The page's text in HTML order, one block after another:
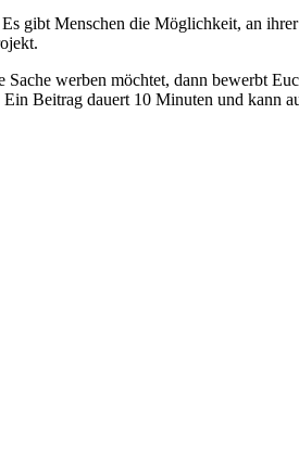
gibt Menschen die Möglichkeit, an
werben möchtet, dann bewerbt
Ein Beitrag dauert 10 Minuten und kann